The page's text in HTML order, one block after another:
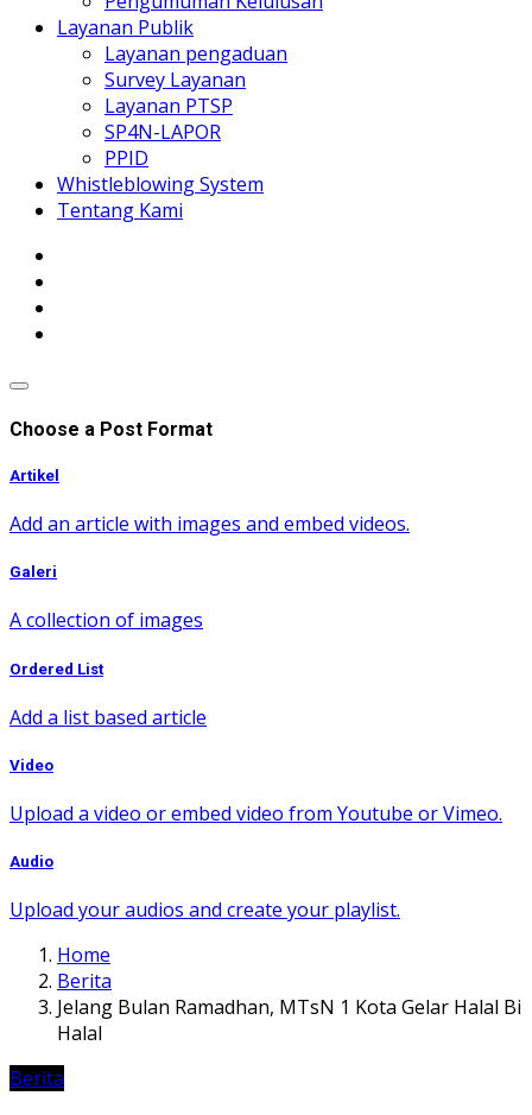
Layanan Publik
Layanan pengaduan
Survey Layanan
Layanan PTSP
SP4N-LAPOR
PPID
Whistleblowing System
Tentang Kami
Choose a Post Format
Artikel
Add an article with images and embed videos.
Galeri
A collection of images
Ordered List
Add a list based article
Video
Upload a video or embed video from Youtube or Vimeo.
Audio
Upload your audios and create your playlist.
Home
Berita
Jelang Bulan Ramadhan, MTsN 1 Kota Gelar Halal Bi
Halal
Berita